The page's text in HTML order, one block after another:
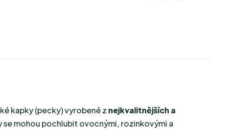
kapky (pecky) vyrobené z nejkvalitnějších a
mohou pochlubit ovocnými, rozinkovými a